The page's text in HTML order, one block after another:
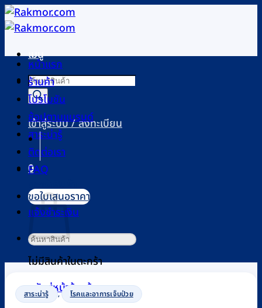
ข้าม
ไป
เนื้อหาเมนู
Products
search
เข้าสู่ระบบ / ลงทะเบียน
0
ไม่มีสินค้าในตะกร้า
กลับสู่หน้าร้านค้า
หน้าแรก
ร้านค้า
โปรโมชัน
ช้อปตามแบรนด์
สาระน่ารู้
ติดต่อเรา
FAQ
ขอใบเสนอราคา
แจ้งชำระเงิน
ค้นหา:
สาระน่ารู้ , โรคและอาการเจ็บป่วย